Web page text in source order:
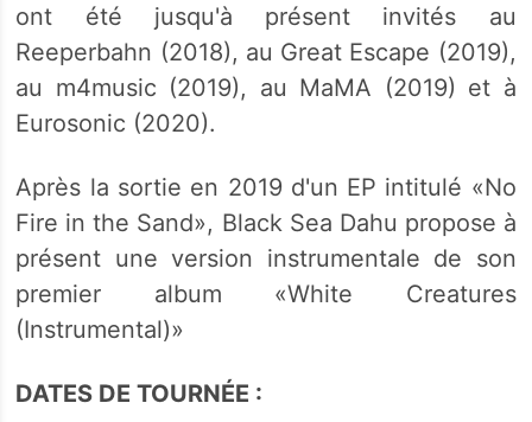
ont été jusqu'à présent invités au
Reeperbahn (2018), au Great Escape (2019),
au m4music (2019), au MaMA (2019) et à
Eurosonic (2020).
Après la sortie en 2019 d'un EP intitulé «No
Fire in the Sand», Black Sea Dahu propose à
présent une version instrumentale de son
premier album «White Creatures
(Instrumental)»
DATES DE TOURNÉE :